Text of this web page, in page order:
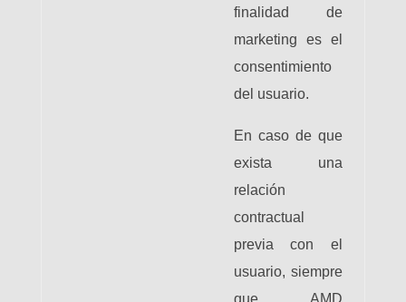
finalidad de
marketing es el
consentimiento
del usuario.
En caso de que
exista una
relación
contractual
previa con el
usuario, siempre
que AMD